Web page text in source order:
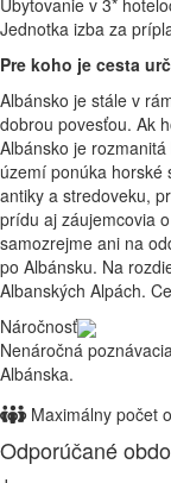
Jednotka izba za
Pre koho je cesta
Albánsko je stále v
dobrou povesťou. Ak
Albánsko je
území ponúka horské
antiky a stredoveku,
prídu aj záujemcovia
samozrejme ani na
po Albánsku. Na
Albanských Alpách.
Náročnosť
Nenáročná
Albánska.
Maximálny počet
Odporúčané